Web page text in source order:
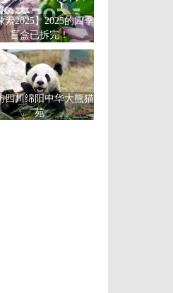
素2025】2025的四季
盲盒已拆完！
四川绵阳中华大熊猫
苑